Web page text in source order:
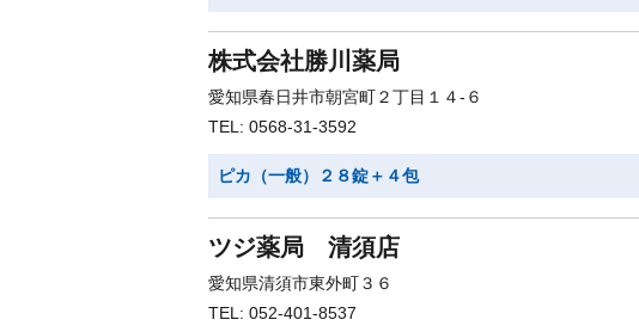
株式会社勝川薬局
愛知県春日井市朝宮町２丁目１４-６
TEL: 0568-31-3592
ピカ（一般）２８錠＋４包
ツジ薬局 清須店
愛知県清須市東外町３６
TEL: 052-401-8537